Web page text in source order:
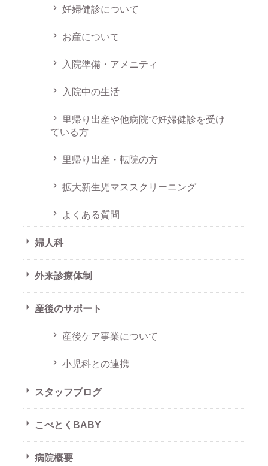
妊婦健診について
お産について
入院準備・アメニティ
入院中の生活
里帰り出産や他病院で妊婦健診を受け
ている方
里帰り出産・転院の方
拡大新生児マススクリーニング
よくある質問
婦人科
外来診療体制
産後のサポート
産後ケア事業について
小児科との連携
スタッフブログ
こべとくBABY
病院概要